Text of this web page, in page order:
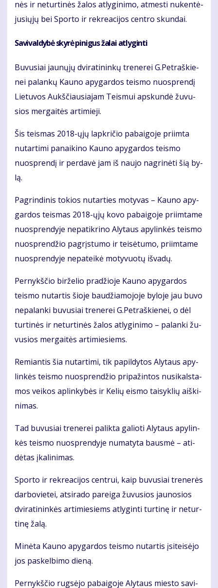
nės ir ne­tur­ti­nės ža­los at­ly­gi­ni­mo, at­mes­ti nu­ken­tė­
ju­sių­jų bei Spor­to ir rek­re­a­ci­jos cen­tro skun­dai.
Sa­vi­val­dy­bė sky­rė pi­ni­gus ža­lai at­ly­gin­ti
Bu­vu­siai jau­nų­jų dvi­ra­ti­nin­kų tre­ne­rei G.Pet­raš­kie­
nei pa­lan­kų Kau­no apy­gar­dos teis­mo nuosp­ren­dį
Lie­tu­vos Aukš­čiau­sia­jam Teis­mui ap­skun­dė žu­vu­
sios mer­gai­tės ar­ti­mie­ji.
Šis teis­mas 2018-ųjų lap­kri­čio pa­bai­go­je pri­im­ta
nu­tar­ti­mi pa­nai­ki­no Kau­no apy­gar­dos teis­mo
nuosp­ren­dį ir per­da­vė jam iš nau­jo nag­ri­nė­ti šią by­
lą.
Pa­grin­di­nis to­kios nu­tar­ties mo­ty­vas – Kau­no apy­
gar­dos teis­mas 2018-ųjų ko­vo pa­bai­go­je pri­im­ta­me
nuosp­ren­dy­je ne­pa­tik­ri­no Aly­taus apy­lin­kės teis­mo
nuosp­ren­džio pa­grįs­tu­mo ir tei­sė­tu­mo, pri­im­ta­me
nuosp­ren­dy­je ne­pa­tei­kė mo­ty­vuo­tų iš­va­dų.
Per­nykš­čio bir­že­lio pra­džio­je Kau­no apy­gar­dos
teis­mo nu­tar­tis šio­je bau­džia­mo­jo­je by­lo­je jau bu­vo
ne­pa­lan­ki bu­vu­siai tre­ne­rei G.Pet­raš­kie­nei, o dėl
tur­ti­nės ir ne­tur­ti­nės ža­los at­ly­gi­ni­mo – pa­lan­ki žu­
vu­sios mer­gai­tės ar­ti­mie­siems.
Re­mian­tis šia nu­tar­ti­mi, tik pa­pil­dy­tos Aly­taus apy­
lin­kės teis­mo nuosp­ren­džio pri­pa­žin­tos nu­si­kals­ta­
mos vei­kos ap­lin­ky­bės ir Ke­lių eis­mo tai­syk­lių aiš­ki­
ni­mas.
Tad bu­vu­siai tre­ne­rei pa­lik­ta ga­lio­ti Aly­taus apy­lin­
kės teis­mo nuosp­ren­dy­je nu­ma­ty­ta baus­mė – ati­
dė­tas įka­li­ni­mas.
Spor­to ir rek­re­a­ci­jos cen­trui, kaip bu­vu­siai tre­ne­rės
dar­bo­vie­tei, at­si­ra­do pa­rei­ga žu­vu­sios jau­no­sios
dvi­ra­ti­nin­kės ar­ti­mie­siems at­ly­gin­ti tur­ti­nę ir ne­tur­
ti­nę ža­lą.
Mi­nė­ta Kau­no apy­gar­dos teis­mo nu­tar­tis įsi­tei­sė­jo
jos pa­skel­bi­mo die­ną.
Per­nykš­čio rug­sė­jo pa­bai­go­je Aly­taus mies­to sa­vi­